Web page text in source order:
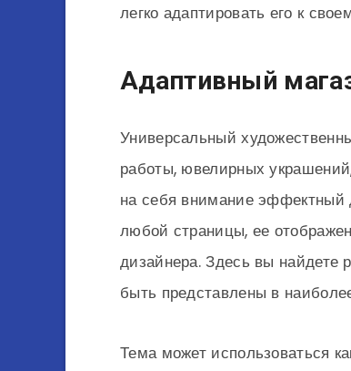
легко адаптировать его к
Адаптивный
Универсальный
работы, ювелирных
на себя внимание эффектный
любой страницы, ее
дизайнера. Здесь вы найдете
быть представлены в
Тема может использоваться